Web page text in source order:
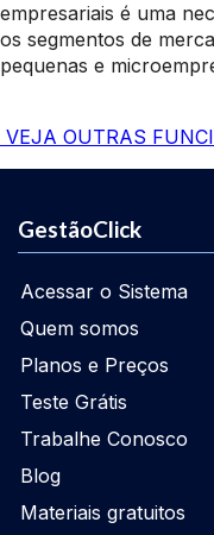
empresariais é uma
os segmentos de
pequenas e
VEJA OUTRAS
GestãoClick
Acessar o Sistema
Quem somos
Planos e Preços
Teste Grátis
Trabalhe Conosco
Blog
Materiais gratuitos